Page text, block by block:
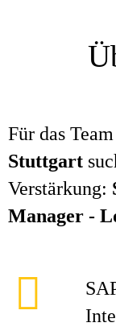
Für das
Stuttgart
Verstärkung:
Manager -